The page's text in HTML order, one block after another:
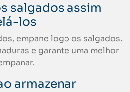
salgados assim
los
empane logo os salgados.
e garante uma melhor
armazenar